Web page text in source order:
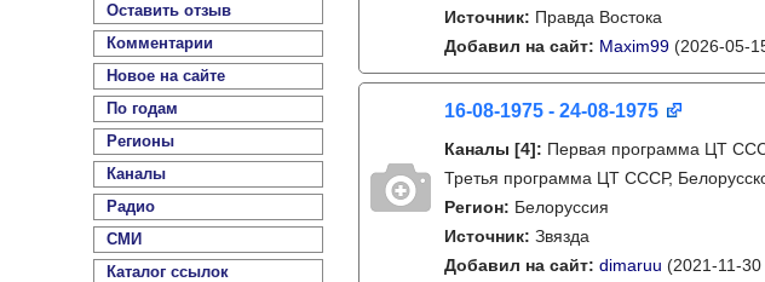
Оставить отзыв
Комментарии
Новое на сайте
По годам
Регионы
Каналы
Радио
СМИ
Каталог ссылок
Источник: Правда Востока
Добавил на сайт: Maxim99 (2026-05-
16-08-1975 - 24-08-1975
Каналы [4]: Первая программа ЦТ
Третья программа ЦТ СССР,
Регион: Белоруссия
Источник: Звязда
Добавил на сайт: dimaruu (2021-11-